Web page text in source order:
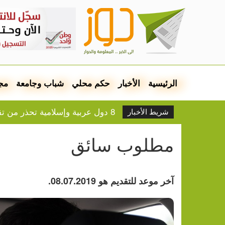
الرئيسية الأخبار حكم محلي شباب وجامعة
شريط الأخبار
8 دول عربية وإسلامية تحذر من تقويض إسرائيل لاتفاق غزة وترفض الضم والتهجير
"لجنة الانتخابات" توقع اتفاقية
احتجاجاً على التمييز.. مجلس
تقرير: النظام الصحي
اعتقال شاب من تياسير
جمعية إسرائيلية تطالب
عضو كنيست بارز من الليكود
مطلوب سائق
آخر موعد للتقديم هو 08.07.2019.